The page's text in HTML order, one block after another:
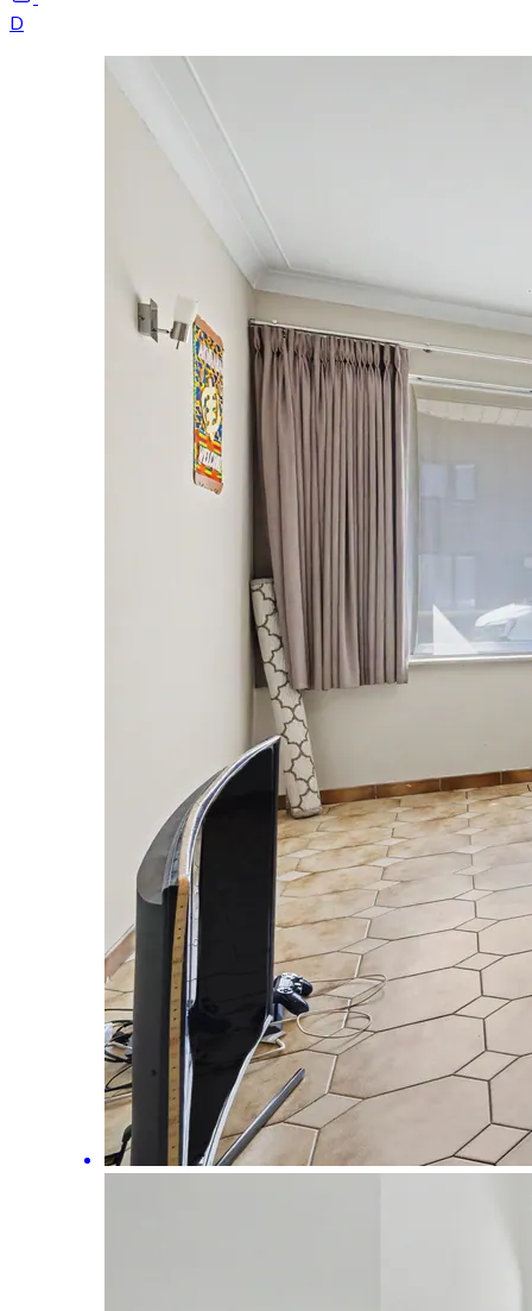
D